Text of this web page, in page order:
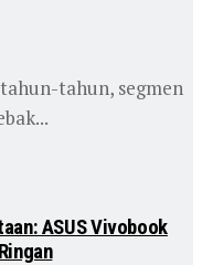
tahun, segmen
ASUS Vivobook